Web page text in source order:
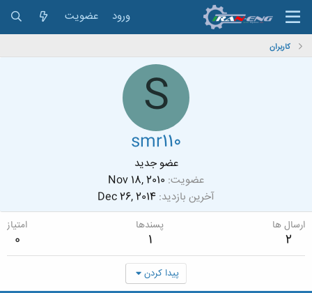
ورود عضویت
کاربران
S
smr110
عضو جدید
عضویت Nov 18, 2010
آخرین بازدید Dec 26, 2014
ارسال ها
2
پسندها
1
امتیاز
0
پیدا کردن